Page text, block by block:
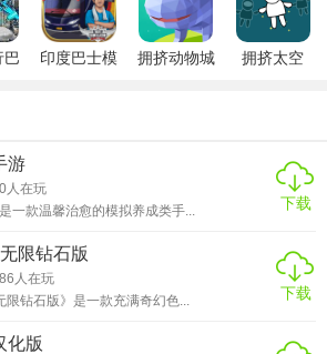
拟真实的天气变化，如雨、雪、雾等，
巴
印度巴士模
拥挤动物城 拥挤太空
游
人在玩
一款温馨治愈的模拟养成类手...
下载
限钻石版
人在玩
限钻石版》是一款充满奇幻色...
下载
化版